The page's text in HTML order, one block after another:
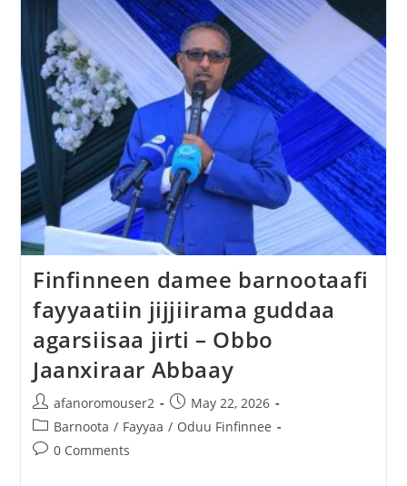
Finfinneen damee barnootaafi
fayyaatiin jijjiirama guddaa
agarsiisaa jirti – Obbo
Jaanxiraar Abbaay
afanoromouser2
May 22, 2026
Barnoota / Fayyaa / Oduu Finfinnee
0 Comments